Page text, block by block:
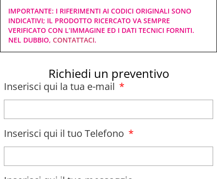
IMPORTANTE: I RIFERIMENTI AI CODICI ORIGINALI SONO
INDICATIVI; IL PRODOTTO RICERCATO VA SEMPRE
VERIFICATO CON L’IMMAGINE ED I DATI TECNICI FORNITI.
NEL DUBBIO, CONTATTACI.
Richiedi un preventivo
Inserisci qui la tua e-mail
Inserisci qui il tuo Telefono